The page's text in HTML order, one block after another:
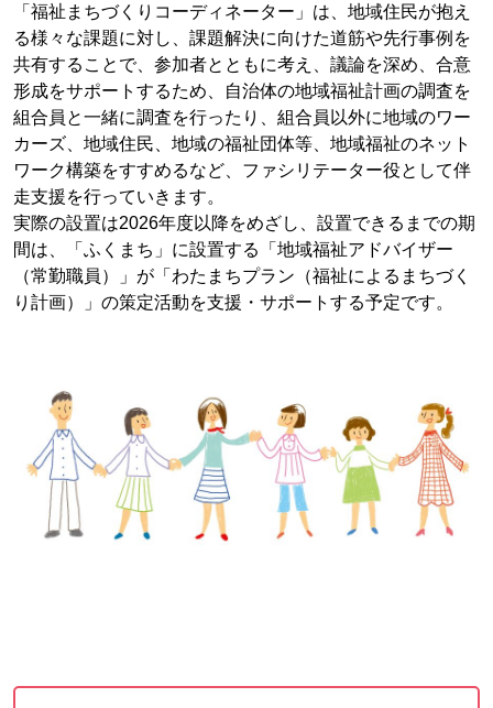
「福祉まちづくりコーディネーター」は、地域住民が抱え
る様々な課題に対し、課題解決に向けた道筋や先行事例を
共有することで、参加者とともに考え、議論を深め、合意
形成をサポートするため、自治体の地域福祉計画の調査を
組合員と一緒に調査を行ったり、組合員以外に地域のワー
カーズ、地域住民、地域の福祉団体等、地域福祉のネット
ワーク構築をすすめるなど、ファシリテーター役として伴
走支援を行っていきます。
実際の設置は2026年度以降をめざし、設置できるまでの期
間は、「ふくまち」に設置する「地域福祉アドバイザー
（常勤職員）」が「わたまちプラン（福祉によるまちづく
り計画）」の策定活動を支援・サポートする予定です。